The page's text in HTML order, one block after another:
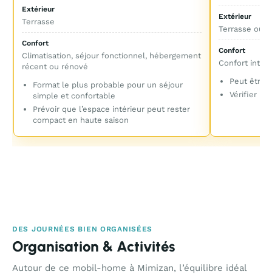
Extérieur
Terrasse
Confort
Climatisation, séjour fonctionnel, hébergement
récent ou rénové
Format le plus probable pour un séjour
simple et confortable
Prévoir que l’espace intérieur peut rester
compact en haute saison
Extérieur
Terrasse ou
Confort
Confort
Peut être
Vérifier
DES JOURNÉES BIEN ORGANISÉES
Organisation & Activités
Autour de ce mobil-home à Mimizan, l’équilibre idéal